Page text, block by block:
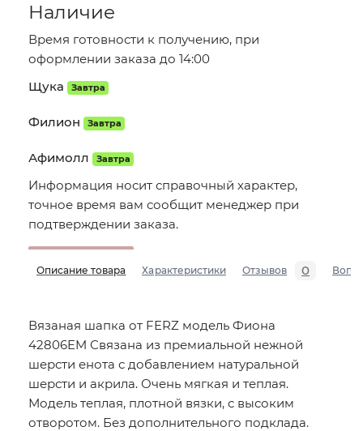
Наличие
Время готовности к получению, при
оформлении заказа до 14:00
Щука
Завтра
Филион Завтра
Афимолл Завтра
Информация носит справочный характер,
точное время вам сообщит менеджер при
подтверждении заказа.
Описание товара Характеристики Отзывов 0
Вязаная шапка от FERZ модель Фиона
42806EM Связана из премиальной нежной
шерсти енота с добавлением натуральной
шерсти и акрила. Очень мягкая и теплая.
Модель теплая, плотной вязки, с высоким
отворотом. Без дополнительного подклада.